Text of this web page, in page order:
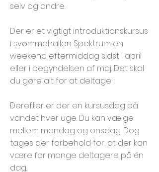
selv og andre.
Der er et vigtigt introduktionskursus
i svømmehallen Spektrum en
weekend eftermiddag sidst i april
eller i begyndelsen af maj. Det skal
du gøre alt for at deltage i.
Derefter er der en kursusdag på
vandet hver uge. Du kan vælge
mellem mandag og onsdag. Dog
tages der forbehold for, at der kan
være for mange deltagere på én
dag.